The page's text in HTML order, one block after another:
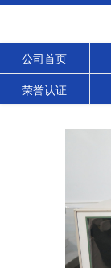
公司首页
荣誉认证